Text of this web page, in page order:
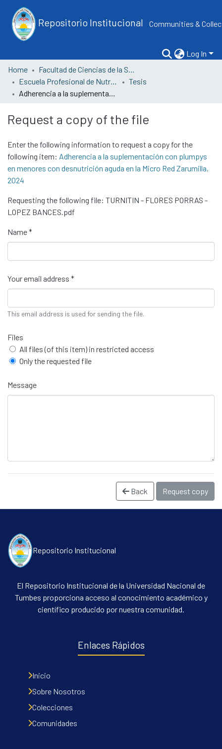
Repositorio Institucional Communities &
Log In
Home
Facultad de Ciencias de la Salud
Escuela Profesional de Nutrición y Dietética
Tesis
Adherencia a la suplementación con plumpys en menores con desnutrición aguda en la Micro Red Zarumilla, 2024
Request a copy of the file
Enter the following information to request a copy for the
following item: Adherencia a la suplementación con plumpys
en menores con desnutrición aguda en la Micro Red Zarumilla,
2024
Requesting the following file: TURNITIN - FLORES PORRAS -
LOPEZ BANCES.pdf
Name *
Your email address *
This email address is used for sending the file.
Files
All files (of this item) in restricted access
Only the requested file
Message
Back Request copy
Repositorio Institucional
El Repositorio Institucional de la Universidad Nacional de
Tumbes proporciona acceso al conocimiento académico y
científico producido por nuestra comunidad.
Enlaces Rápidos
Inicio
Sobre Nosotros
Colecciones
Comunidades